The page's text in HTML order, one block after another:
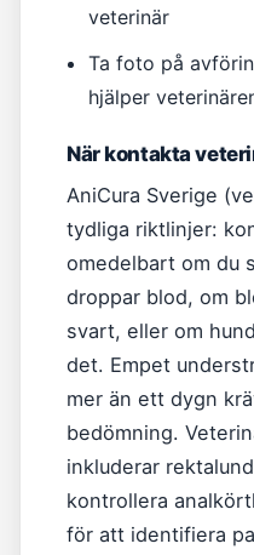
veterinär
Ta foto på
hjälper
När kontakta
AniCura Sverige
tydliga riktlinjer:
omedelbart om du
droppar blod, om
svart, eller om
det. Empet
mer än ett dygn
bedömning.
inkluderar
kontrollera
för att identifiera